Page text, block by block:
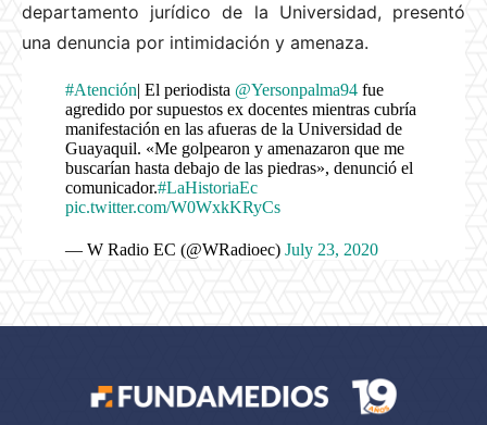
departamento jurídico de la Universidad, presentó
una denuncia por intimidación y amenaza.
#Atención| El periodista @Yersonpalma94 fue
agredido por supuestos ex docentes mientras cubría
manifestación en las afueras de la Universidad de
Guayaquil. «Me golpearon y amenazaron que me
buscarían hasta debajo de las piedras», denunció el
comunicador.#LaHistoriaEc
pic.twitter.com/W0WxkKRyCs
— W Radio EC (@WRadioec) July 23, 2020